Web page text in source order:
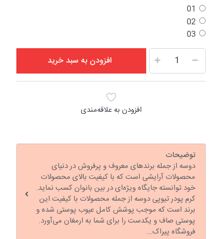
01
02
03
افزودن به سبد خرید
افزودن به علاقه‌مندی
توضیحات
دوسه از جمله برندهای معروف و پرفروش در دنیای
محصولات آرایشی است که با کیفیت بالای محصولات
خود توانسته جایگاه ویژه‌ای در بین بانوان کسب نماید.
کرم پودر تیوپی دوسه از جمله محصولات با کیفیت این
برند است که موجب پوشش کامل عیوب پوستی شده و
پوستی صاف و یکدست را برای شما به ارمغان می‌آورد.
فروشگاه پیراک...